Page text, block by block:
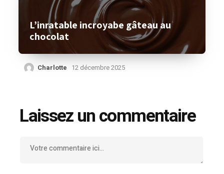
L’inratable incroyabe gâteau au
chocolat
Charlotte 12 décembre 2025
Laissez un commentaire